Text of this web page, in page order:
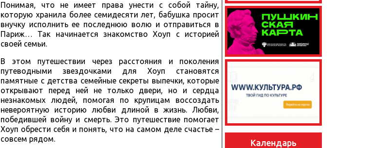
Понимая, что не имеет права унести с собой тайну,
которую хранила более семидесяти лет, бабушка просит
внучку исполнить ее последнюю волю и отправиться в
Париж… Так начинается знакомство Хоуп с историей
своей семьи.
В этом путешествии через расстояния и поколения
путеводными звездочками для Хоуп становятся
памятные с детства семейные секреты выпечки, которые
открывают перед ней не только двери, но и сердца
незнакомых людей, помогая по крупицам воссоздать
невероятную историю любви длиной в жизнь. Любви,
победившей войну и смерть. Это путешествие помогает
Хоуп обрести себя и понять, что на самом деле счастье –
совсем рядом.
Календарь